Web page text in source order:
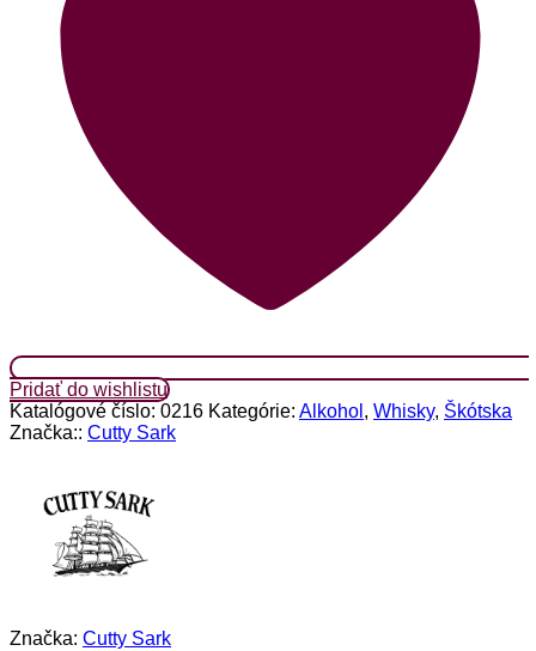
Pridať do wishlistu
Katalógové číslo: 0216 Kategórie: Alkohol , Whisky, Škótska
Značka:: Cutty Sark
Značka: Cutty Sark